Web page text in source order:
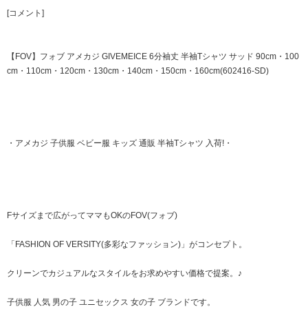
[コメント]
【FOV】フォブ アメカジ GIVEMEICE 6分袖丈 半袖Tシャツ サッド 90cm・100
cm・110cm・120cm・130cm・140cm・150cm・160cm(602416-SD)
・アメカジ 子供服 ベビー服 キッズ 通販 半袖Tシャツ 入荷!・
Fサイズまで広がってママもOKのFOV(フォブ)
「FASHION OF VERSITY(多彩なファッション)」がコンセプト。
クリーンでカジュアルなスタイルをお求めやすい価格で提案。♪
子供服 人気 男の子 ユニセックス 女の子 ブランドです。